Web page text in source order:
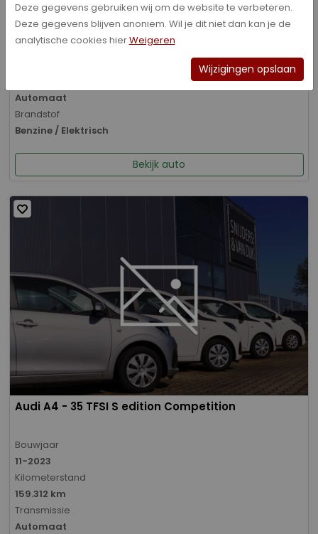
Bouwjaar
01-2026
Kilometerstand
Automaat
Brandstof
Benzine / Elektrisch
Bekijk auto
Audi A4 - 35 TFSI S edition Competition
Bouwjaar
11-2023
Kilometerstand
159.312 km
Transmissie
Automaat
Deze gegevens gebruiken wij om de website te verbeteren.
Deze gegevens blijven anoniem. Wil je dit niet dan kan je de
analytische cookies hierWeigeren
Wijzigingen opslaan